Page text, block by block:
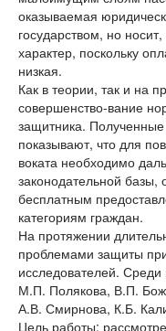
оказываемая
государством, но
характер, поскольку
низкая.
Как в теории, так и на
совершенство-вание
защитника. Полученные
показывают, что для
воката необходимо
законодательной базы,
бесплатным
категориям граждан.
На протяжении
проблемами защиты
исследователей.
М.П. Полякова, В.П.
А.В. Смирнова, К.Б.
Цель работы: